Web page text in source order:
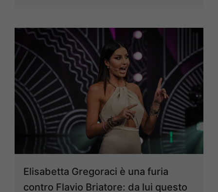
Elisabetta Gregoraci è una furia
contro Flavio Briatore: da lui questo